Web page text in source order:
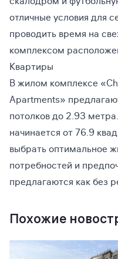
отличные условия для
проводить время на
комплексом
Квартиры
В жилом комплексе
Apartments»
потолков до 2.93
начинается от 76.9
выбрать оптимальное
потребностей и
предлагаются как без
Похожие